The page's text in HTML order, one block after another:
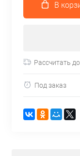
В
Рассчитать
Под заказ